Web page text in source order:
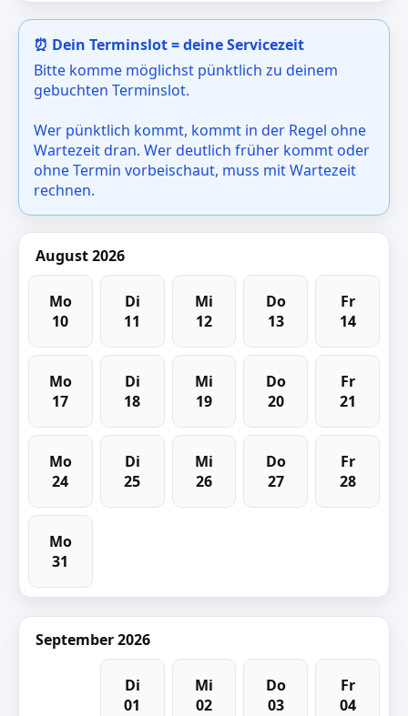
⏰ Dein Terminslot = deine Servicezeit
Bitte komme möglichst pünktlich zu deinem
gebuchten Terminslot.
Wer pünktlich kommt, kommt in der Regel ohne
Wartezeit dran. Wer deutlich früher kommt oder
ohne Termin vorbeischaut, muss mit Wartezeit
rechnen.
August 2026
Mo
10
Di
11
Mi
12
Do
13
Fr
14
Mo
17
Di
18
Mi
19
Do
20
Fr
21
Mo
24
Di
25
Mi
26
Do
27
Fr
28
Mo
31
September 2026
Di
01
Mi
02
Do
03
Fr
04